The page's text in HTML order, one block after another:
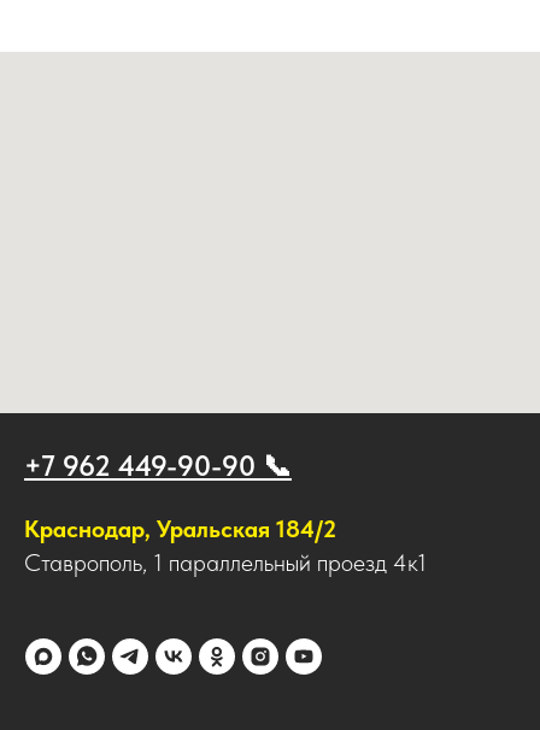
+7 962 449-90-90 📞
Краснодар, Уральская 184/2
Ставрополь, 1 параллельный проезд 4к1